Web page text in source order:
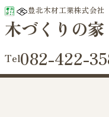
豊北木材工業株式会社
木づくりの家
082-422-